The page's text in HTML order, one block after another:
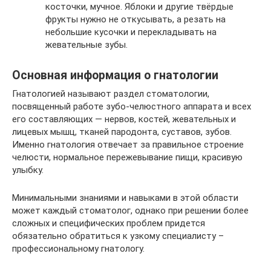
косточки, мучное. Яблоки и другие твёрдые
фрукты нужно не откусывать, а резать на
небольшие кусочки и перекладывать на
жевательные зубы.
Основная информация о гнатологии
Гнатологией называют раздел стоматологии,
посвященный работе зубо-челюстного аппарата и всех
его составляющих — нервов, костей, жевательных и
лицевых мышц, тканей пародонта, суставов, зубов.
Именно гнатология отвечает за правильное строение
челюсти, нормальное пережевывание пищи, красивую
улыбку.
Минимальными знаниями и навыками в этой области
может каждый стоматолог, однако при решении более
сложных и специфических проблем придется
обязательно обратиться к узкому специалисту –
профессиональному гнатологу.